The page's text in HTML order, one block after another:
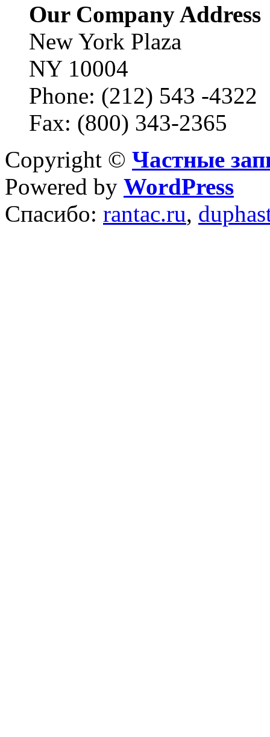
Our Company Address
New York Plaza
NY 10004
Phone: (212) 543 -4322
Fax: (800) 343-2365
Copyright © Частные
Powered by WordPress
Спасибо: rantac.ru,